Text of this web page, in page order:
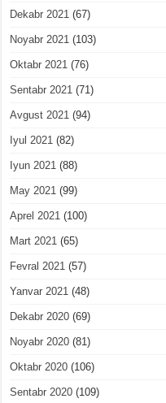
Dekabr 2021 (67)
Noyabr 2021 (103)
Oktabr 2021 (76)
Sentabr 2021 (71)
Avgust 2021 (94)
Iyul 2021 (82)
Iyun 2021 (88)
May 2021 (99)
Aprel 2021 (100)
Mart 2021 (65)
Fevral 2021 (57)
Yanvar 2021 (48)
Dekabr 2020 (69)
Noyabr 2020 (81)
Oktabr 2020 (106)
Sentabr 2020 (109)